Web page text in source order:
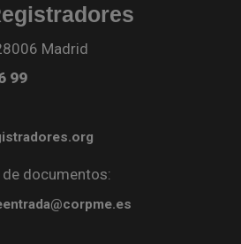
Madrid
99
documentos: